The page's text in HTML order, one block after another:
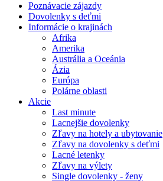
Poznávacie zájazdy
Dovolenky s deťmi
Informácie o krajinách
Afrika
Amerika
Austrália a Oceánia
Ázia
Európa
Polárne oblasti
Akcie
Last minute
Lacnejšie dovolenky
Zľavy na hotely a ubytovanie
Zľavy na dovolenky s deťmi
Lacné letenky
Zľavy na výlety
Single dovolenky - ženy